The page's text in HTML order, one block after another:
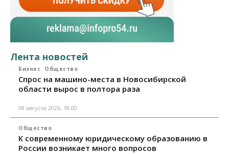
Лента новостей
Бизнес Общество
Спрос на машино-места в Новосибирской
области вырос в полтора раза
08 августа 2026, 18:00
Общество
К современному юридическому образованию в
России возникает много вопросов